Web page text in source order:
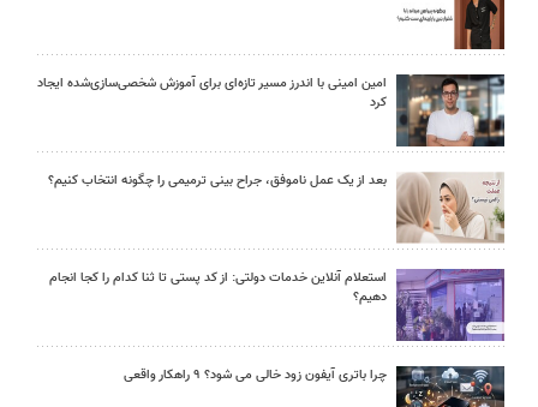
امین امینی با اندرز مسیر تازه‌ای برای آموزش شخصی‌سازی‌شده ایجاد
کرد
بعد از یک عمل ناموفق، جراح بینی ترمیمی را چگونه انتخاب کنیم؟
استعلام آنلاین خدمات دولتی: از کد پستی تا ثنا کدام را کجا انجام
دهیم؟
چرا باتری آیفون زود خالی می شود؟ ۹ راهکار واقعی